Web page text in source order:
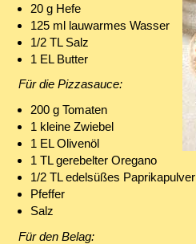
20 g Hefe
125 ml lauwarmes Wasser
1/2 TL Salz
1 EL Butter
Für die Pizzasauce:
200 g Tomaten
1 kleine Zwiebel
1 EL Olivenöl
1 TL gerebelter Oregano
1/2 TL edelsüßes Paprikapulver
Pfeffer
Salz
Für den Belag: